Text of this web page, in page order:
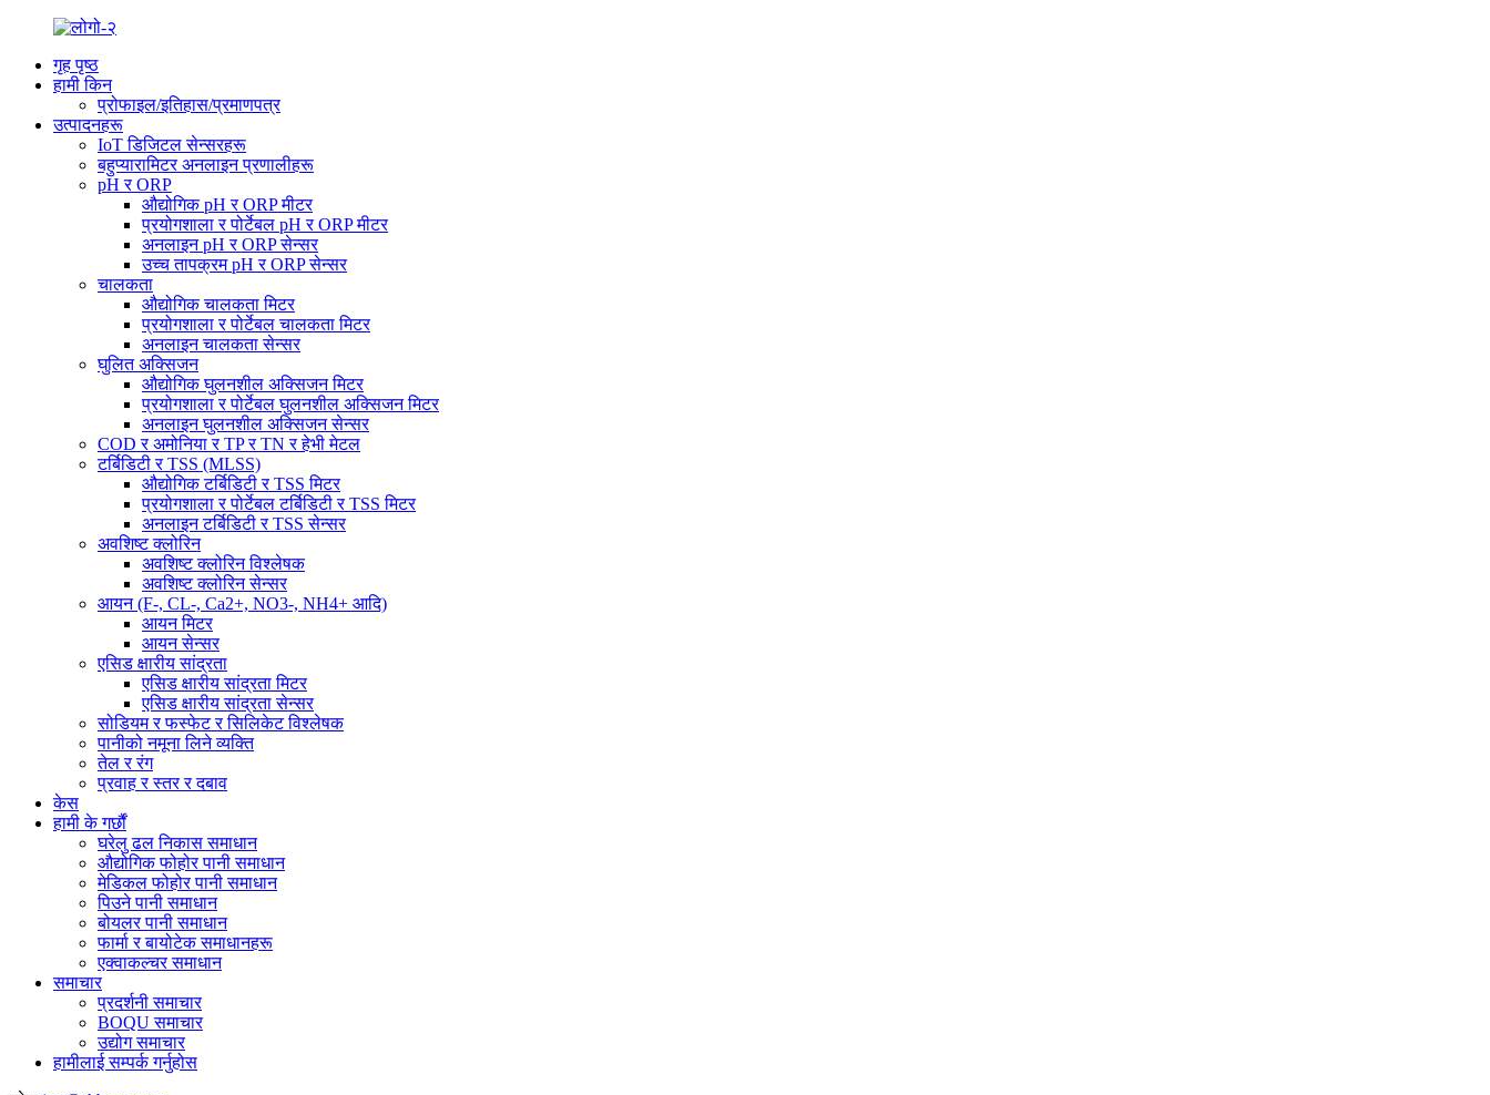
गृह पृष्ठ
हामी किन
प्रोफाइल/इतिहास/प्रमाणपत्र
उत्पादनहरू
IoT डिजिटल सेन्सरहरू
बहुप्यारामिटर अनलाइन प्रणालीहरू
pH र ORP
औद्योगिक pH र ORP मीटर
प्रयोगशाला र पोर्टेबल pH र ORP मीटर
अनलाइन pH र ORP सेन्सर
उच्च तापक्रम pH र ORP सेन्सर
चालकता
औद्योगिक चालकता मिटर
प्रयोगशाला र पोर्टेबल चालकता मिटर
अनलाइन चालकता सेन्सर
घुलित अक्सिजन
औद्योगिक घुलनशील अक्सिजन मिटर
प्रयोगशाला र पोर्टेबल घुलनशील अक्सिजन मिटर
अनलाइन घुलनशील अक्सिजन सेन्सर
COD र अमोनिया र TP र TN र हेभी मेटल
टर्बिडिटी र TSS (MLSS)
औद्योगिक टर्बिडिटी र TSS मिटर
प्रयोगशाला र पोर्टेबल टर्बिडिटी र TSS मिटर
अनलाइन टर्बिडिटी र TSS सेन्सर
अवशिष्ट क्लोरिन
अवशिष्ट क्लोरिन विश्लेषक
अवशिष्ट क्लोरिन सेन्सर
आयन (F-, CL-, Ca2+, NO3-, NH4+ आदि)
आयन मिटर
आयन सेन्सर
एसिड क्षारीय सांद्रता
एसिड क्षारीय सांद्रता मिटर
एसिड क्षारीय सांद्रता सेन्सर
सोडियम र फस्फेट र सिलिकेट विश्लेषक
पानीको नमूना लिने व्यक्ति
तेल र रंग
प्रवाह र स्तर र दबाव
केस
हामी के गर्छौं
घरेलु ढल निकास समाधान
औद्योगिक फोहोर पानी समाधान
मेडिकल फोहोर पानी समाधान
पिउने पानी समाधान
बोयलर पानी समाधान
फार्मा र बायोटेक समाधानहरू
एक्वाकल्चर समाधान
समाचार
प्रदर्शनी समाचार
BOQU समाचार
उद्योग समाचार
हामीलाई सम्पर्क गर्नुहोस